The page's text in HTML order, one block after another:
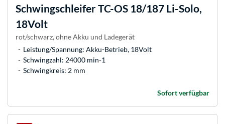
Schwingschleifer TC-OS 18/187 Li-Solo,
18Volt
rot/schwarz, ohne Akku und Ladegerät
Leistung/Spannung: Akku-Betrieb, 18Volt
Schwingzahl: 24000 min-1
Schwingkreis: 2 mm
Sofort verfügbar